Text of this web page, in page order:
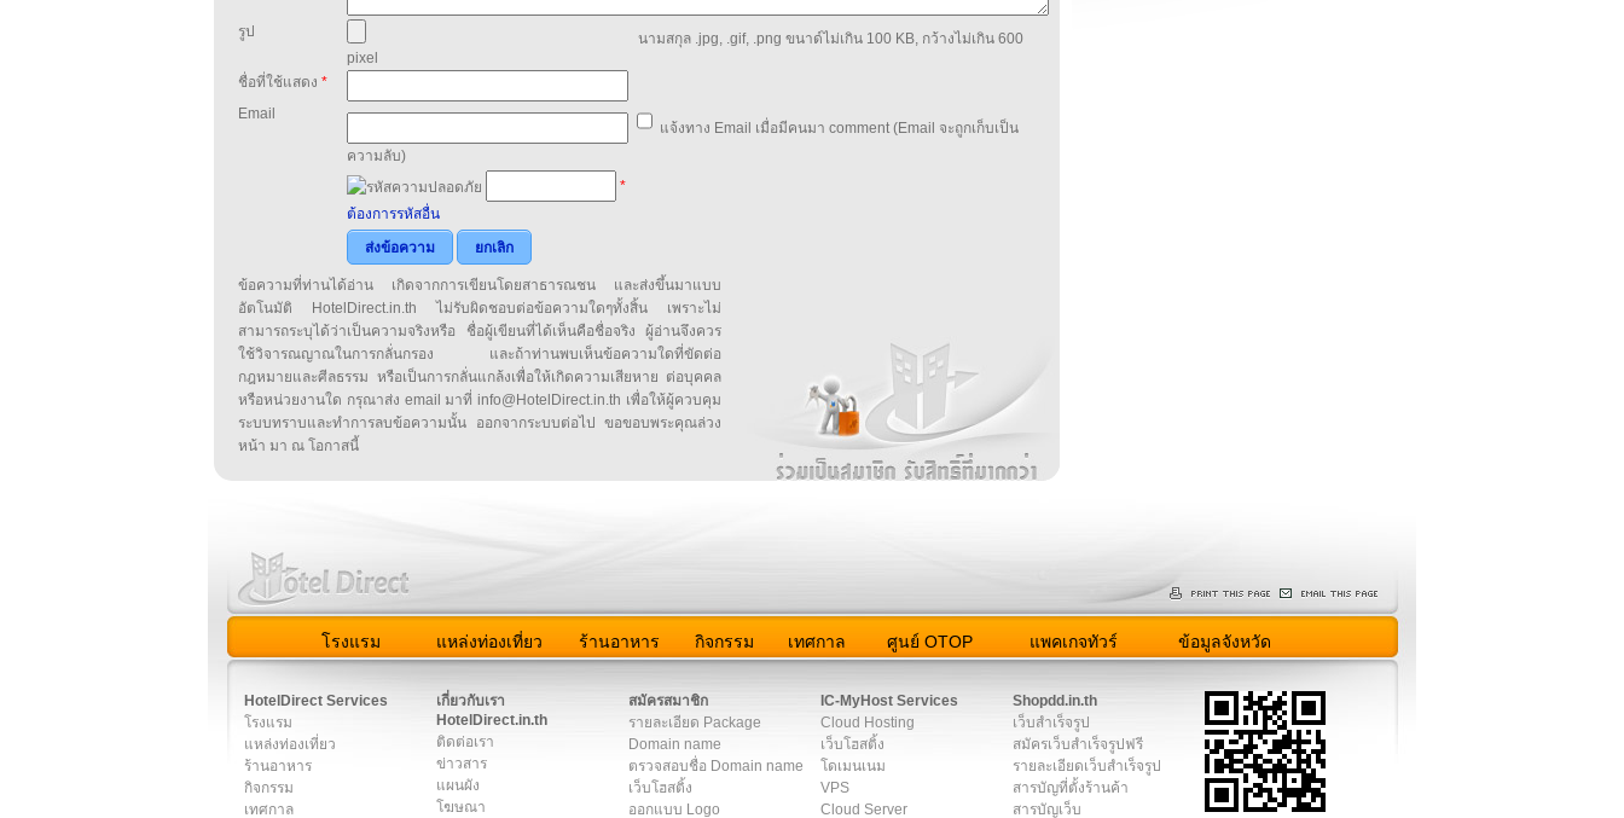
รูป
นามสกุล .jpg, .gif, .png ขนาด์ไม่เกิน 100 KB, กว้างไม่เกิน 600
pixel
ชื่อที่ใช้แสดง *
Email
แจ้งทาง Email เมื่อมีคนมา comment (Email จะถูกเก็บเป็น
ความลับ)
*
ต้องการรหัสอื่น
ส่งข้อความ
ยกเลิก
ข้อความที่ท่านได้อ่าน เกิดจากการเขียนโดยสาธารณชน และส่งขึ้นมาแบบ
อัตโนมัติ HotelDirect.in.th ไม่รับผิดชอบต่อข้อความใดๆทั้งสิ้น เพราะไม่
สามารถระบุได้ว่าเป็นความจริงหรือ ชื่อผู้เขียนที่ได้เห็นคือชื่อจริง ผู้อ่านจึงควร
ใช้วิจารณญาณในการกลั่นกรอง และถ้าท่านพบเห็นข้อความใดที่ขัดต่อ
กฎหมายและศีลธรรม หรือเป็นการกลั่นแกล้งเพื่อให้เกิดความเสียหาย ต่อบุคคล
หรือหน่วยงานใด กรุณาส่ง email มาที่ info@HotelDirect.in.th เพื่อให้ผู้ควบคุม
ระบบทราบและทำการลบข้อความนั้น ออกจากระบบต่อไป ขอขอบพระคุณล่วง
หน้า มา ณ โอกาสนี้
โรงแรม แหล่งท่องเที่ยว ร้านอาหาร กิจกรรม เทศกาล ศูนย์ OTOP แพคเกจทัวร์ ข้อมูลจังหวัด
HotelDirect Services
โรงแรม
แหล่งท่องเที่ยว
ร้านอาหาร
กิจกรรม
เทศกาล
เกี่ยวกับเรา
HotelDirect.in.th
ติดต่อเรา
ข่าวสาร
แผนผัง
โฆษณา
สมัครสมาชิก
รายละเอียด Package
Domain name
ตรวจสอบชื่อ Domain name
เว็บโฮสติ้ง
ออกแบบ Logo
IC-MyHost Services
Cloud Hosting
เว็บโฮสติ้ง
โดเมนเนม
VPS
Cloud Server
Shopdd.in.th
เว็บสำเร็จรูป
สมัครเว็บสำเร็จรูปฟรี
รายละเอียดเว็บสำเร็จรูป
สารบัญที่ตั้งร้านค้า
สารบัญเว็บ